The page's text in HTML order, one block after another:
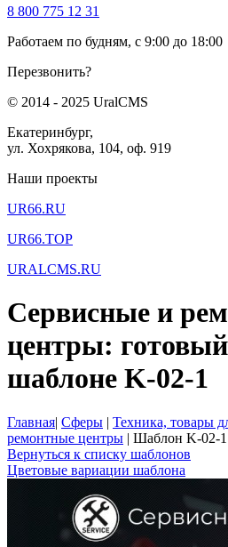
8 800 775 12 31
Работаем по будням, с 9:00 до 18:00
Перезвонить?
© 2014 - 2025 UralCMS
Екатеринбург,
ул. Хохрякова, 104, оф. 919
Наши проекты
UR66.RU
UR66.TOP
URALCMS.RU
Сервисные и
центры:
шаблоне K-02-1
Главная| Сферы | Техника, товары
ремонтные центры | Шаблон K-02-1
Вернуться к списку шаблонов
Цветовые вариации шаблона